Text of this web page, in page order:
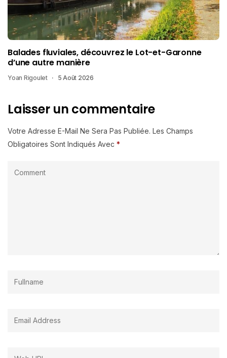
Balades fluviales, découvrez le Lot-et-Garonne
d’une autre manière
Yoan Rigoulet 5 Août 2026
Laisser un commentaire
Votre Adresse E-Mail Ne Sera Pas Publiée. Les Champs
Obligatoires Sont Indiqués Avec *